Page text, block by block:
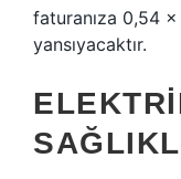
faturanıza 0,54
yansıyacaktır.